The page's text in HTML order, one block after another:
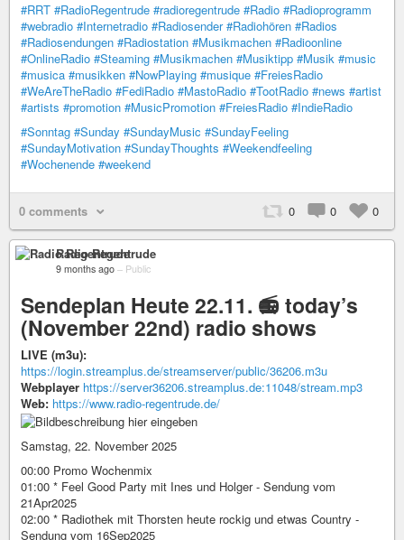
#RRT #RadioRegentrude #radioregentrude #Radio #Radioprogramm
#webradio #Internetradio #Radiosender #Radiohören #Radios
#Radiosendungen #Radiostation #Musikmachen #Radioonline
#OnlineRadio #Steaming #Musikmachen #Musiktipp #Musik #music
#musica #musikken #NowPlaying #musique #FreiesRadio
#WeAreTheRadio #FediRadio #MastoRadio #TootRadio #news #artist
#artists #promotion #MusicPromotion #FreiesRadio #IndieRadio
#Sonntag #Sunday #SundayMusic #SundayFeeling
#SundayMotivation #SundayThoughts #Weekendfeeling
#Wochenende #weekend
0 comments 0 0 0
Radio Regentrude
9 months ago – Public
Sendeplan Heute 22.11. 📻 today’s
(November 22nd) radio shows
LIVE (m3u):
https://login.streamplus.de/streamserver/public/36206.m3u
Webplayer https://server36206.streamplus.de:11048/stream.mp3
Web: https://www.radio-regentrude.de/
Samstag, 22. November 2025
00:00 Promo Wochenmix
01:00 * Feel Good Party mit Ines und Holger - Sendung vom
21Apr2025
02:00 * Radiothek mit Thorsten heute rockig und etwas Country -
Sendung vom 16Sep2025